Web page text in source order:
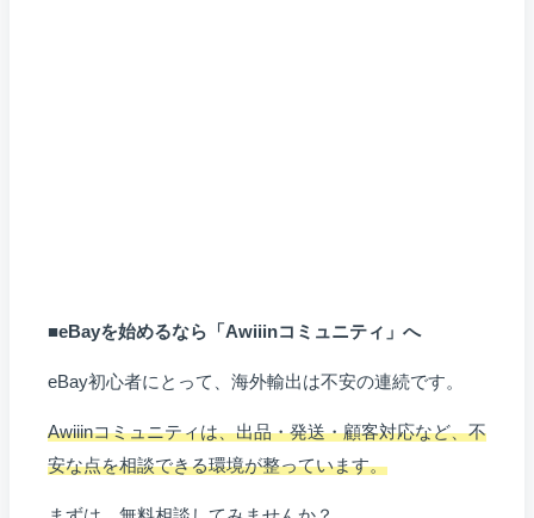
■eBayを始めるなら「Awiiinコミュニティ」へ
eBay初心者にとって、海外輸出は不安の連続です。
Awiiinコミュニティは、出品・発送・顧客対応など、不
安な点を相談できる環境が整っています。